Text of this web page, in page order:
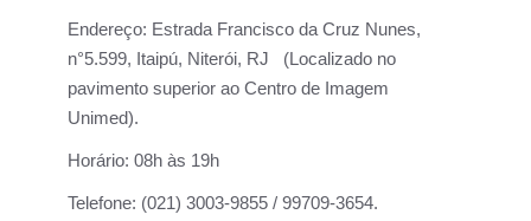
Endereço: Estrada Francisco da Cruz Nunes,
n°5.599, Itaipú, Niterói, RJ (Localizado no
pavimento superior ao Centro de Imagem
Unimed).
Horário: 08h às 19h
Telefone: (021) 3003-9855 / 99709-3654.